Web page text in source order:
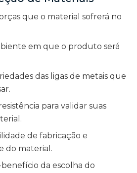
que o material sofrerá no
em que o produto será
das ligas de metais que
para validar suas
de fabricação e
do material.
da escolha do